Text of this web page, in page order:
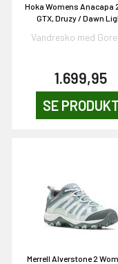
Hoka Womens Anacapa
GTX, Druzy / Dawn
Vandresko med
1.699,95
SE PRODUKT
Merrell Alverstone 2